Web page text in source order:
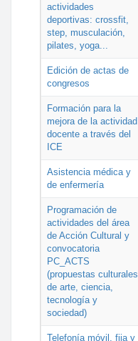
actividades
deportivas: crossfit,
step, musculación,
pilates, yoga...
Edición de actas de
congresos
Formación para la
mejora de la actividad
docente a través del
ICE
Asistencia médica y
de enfermería
Programación de
actividades del área
de Acción Cultural y
convocatoria
PC_ACTS
(propuestas culturales
de arte, ciencia,
tecnología y
sociedad)
Telefonía móvil, fija y